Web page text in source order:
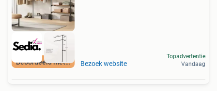
Beoordeeld met 9+ Bezoek website
Topadvertentie
Vandaag